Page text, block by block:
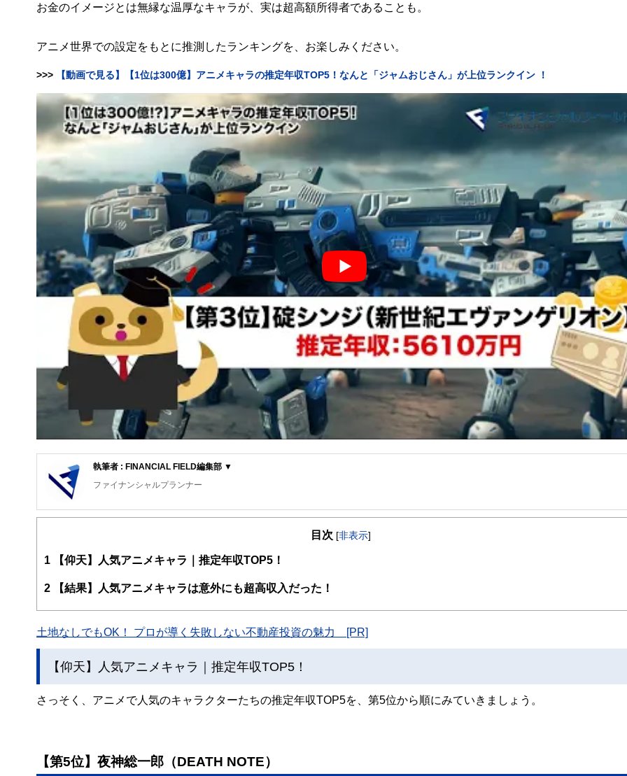
お金のイメージとは無縁な温厚なキャラが、実は超高額所得者であることも。
アニメ世界での設定をもとに推測したランキングを、お楽しみください。
>>> 【動画で見る】【1位は300億】アニメキャラの推定年収TOP5！なんと「ジャムおじさん」が上位ランクイン ！
執筆者 : FINANCIAL FIELD編集部 ▼
ファイナンシャルプランナー
FinancialField編集部は、金融、経済に関する記事を、日々の暮らしにどのような影響を与えるかという視点で、お金の知識がない方でも理解
案から記事掲載まですべての工程に関わることで、読者目線のコンテンツを追求しています。
FinancialFieldの特徴は、ファイナンシャルプランナー、弁護士、税理士、宅地建物取引士、相続診断士、住宅ローンアドバイザー、DCプラン
ー、公認会計士、社会保険労務士、行政書士、投資アナリスト、キャリアコンサルタントなど150名以上の有資格者を執筆者・監修者として迎
このように編集経験豊富なメンバーと金融や経済に精通した執筆者・監修者による執筆体制を築くことで、内容のわかりやすさはもちろんのこ
私たちは、快適でより良い生活のアイデアを提供するお金のコンシェルジュを目指します。
目次 [非表示]
1 【仰天】人気アニメキャラ｜推定年収TOP5！
2 【結果】人気アニメキャラは意外にも超高収入だった！
土地なしでもOK！ プロが導く失敗しない不動産投資の魅力 [PR]
【仰天】人気アニメキャラ｜推定年収TOP5！
さっそく、アニメで人気のキャラクターたちの推定年収TOP5を、第5位から順にみていきましょう。
【第5位】夜神総一郎（DEATH NOTE）